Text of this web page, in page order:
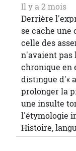
Il y a 2 mois
Derrière
se cache une
celle des
n'avaient pas
chronique en
distingue d'«
prolonger la
une insulte
l'étymologie
Histoire,